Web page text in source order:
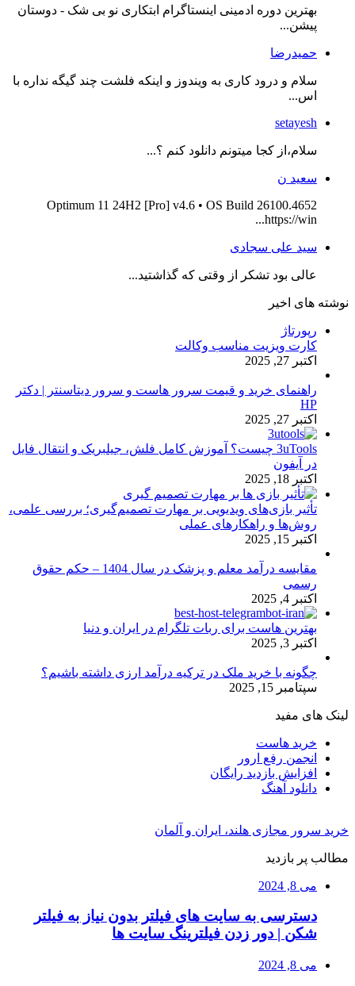
بهترین دوره ادمینی اینستاگرام ابتکاری نو بی شک - دوستان
پیشن...
حمیدرضا
سلام و درود کاری به ویندوز و اینکه فلشت چند گیگه نداره با
اس...
setayesh
سلام،از کجا میتونم دانلود کنم ؟...
سعید ن
Optimum 11 24H2 [Pro] v4.6 • OS Build 26100.4652
https://win...
سید علی سجادی
عالی بود تشکر از وقتی که گذاشتید...
نوشته های اخیر
رپورتاژ
کارت ویزیت مناسب وکالت
اکتبر 27, 2025
راهنمای خرید و قیمت سرور هاست و سرور دیتاسنتر | دکتر
HP
اکتبر 27, 2025
3uTools چیست؟ آموزش کامل فلش، جیلبریک و انتقال فایل
در آیفون
اکتبر 18, 2025
تأثیر بازی‌های ویدیویی بر مهارت تصمیم‌گیری؛ بررسی علمی،
روش‌ها و راهکارهای عملی
اکتبر 15, 2025
مقایسه درآمد معلم و پزشک در سال 1404 – حکم حقوق
رسمی
اکتبر 4, 2025
بهترین هاست برای ربات تلگرام در ایران و دنیا
اکتبر 3, 2025
چگونه با خرید ملک در ترکیه درآمد ارزی داشته باشیم؟
سپتامبر 15, 2025
لینک های مفید
خرید هاست
انجمن رفع ارور
افزایش بازدید رایگان
دانلود آهنگ
خرید سرور مجازی هلند، ایران و آلمان
مطالب پر بازدید
می 8, 2024
دسترسی به سایت های فیلتر بدون نیاز به فیلتر
شکن | دور زدن فیلترینگ سایت ها
می 8, 2024